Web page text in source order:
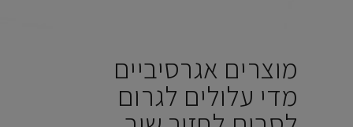
מוצרים אגרסיביים
מדי עלולים לגרום